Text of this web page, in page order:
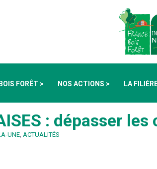
FORÊT > NOS ACTIONS > LA
: dépasser
UNE ACTUALITÉS